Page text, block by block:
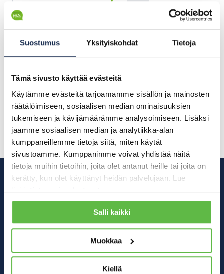
Suostumus Yksityiskohdat Tietoja
Tämä sivusto käyttää evästeitä
Käytämme evästeitä tarjoamamme sisällön ja mainosten
räätälöimiseen, sosiaalisen median ominaisuuksien
tukemiseen ja kävijämäärämme analysoimiseen. Lisäksi
jaamme sosiaalisen median ja analytiikka-alan
kumppaneillemme tietoja siitä, miten käytät
sivustoamme. Kumppanimme voivat yhdistää näitä
tietoja muihin tietoihin, joita olet antanut heille tai joita on
kerätty, kun olet käyttänyt heidän palvelujaan. Lue
lisäätietosuojaselosteestamme.
Salli kaikki
Muokkaa
Kiellä
16
17 18 19 20 21 23
31
Täydennä
osaamistasi jo tänään.
Liity Valmennustalo
Virran postituslistalle.